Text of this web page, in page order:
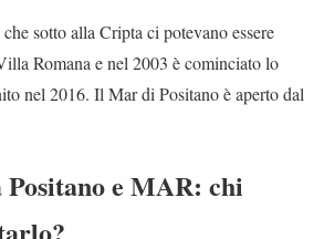
sotto alla Cripta ci potevano essere
Romana e nel 2003 è cominciato lo
nel 2016. Il Mar di Positano è aperto dal
e MAR: chi